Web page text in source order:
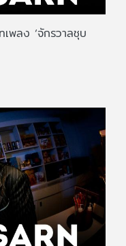
พลง ‘จักรวาลชุบ